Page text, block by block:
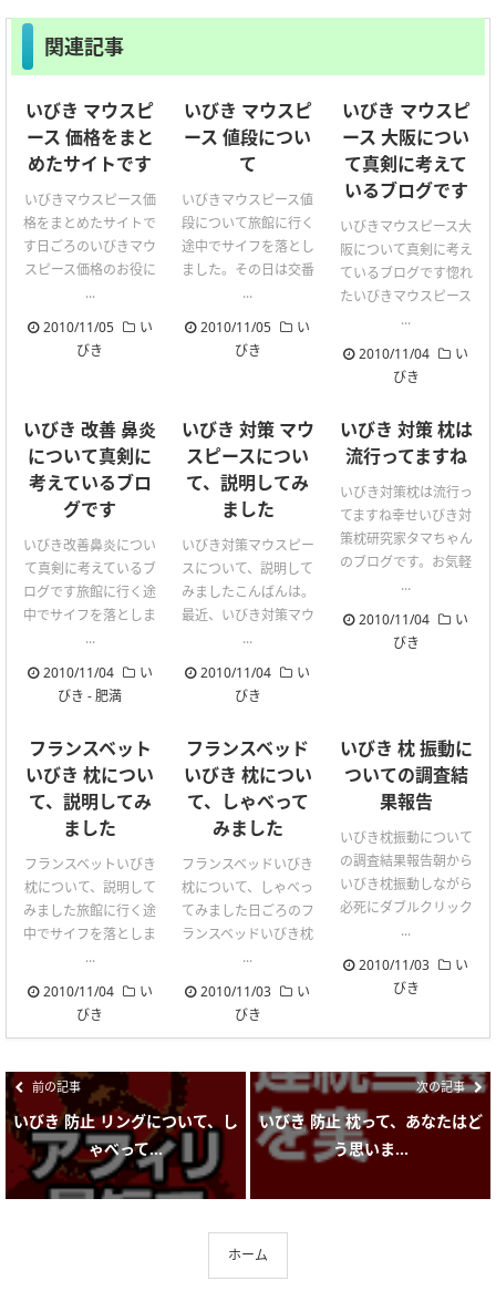
関連記事
いびき マウスピ
ース 価格をまと
めたサイトです
いびきマウスピース価
格をまとめたサイトで
す日ごろのいびきマウ
スピース価格のお役に
...
2010/11/05
い
びき
いびき マウスピ
ース 値段につい
て
いびきマウスピース値
段について旅館に行く
途中でサイフを落とし
ました。その日は交番
...
2010/11/05
い
びき
いびき マウスピ
ース 大阪につい
て真剣に考えて
いるブログです
いびきマウスピース大
阪について真剣に考え
ているブログです惚れ
たいびきマウスピース
...
2010/11/04
い
びき
いびき 改善 鼻炎
について真剣に
考えているブロ
グです
いびき改善鼻炎につい
て真剣に考えているブ
ログです旅館に行く途
中でサイフを落としま
...
2010/11/04
い
びき -肥満
いびき 対策 マウ
スピースについ
て、説明してみ
ました
いびき対策マウスピー
スについて、説明して
みましたこんばんは。
最近、いびき対策マウ
...
2010/11/04
い
びき
いびき 対策 枕は
流行ってますね
いびき対策枕は流行っ
てますね幸せいびき対
策枕研究家タマちゃん
のブログです。お気軽
...
2010/11/04
い
びき
フランスベット
いびき 枕につい
て、説明してみ
ました
フランスベットいびき
枕について、説明して
みました旅館に行く途
中でサイフを落としま
...
2010/11/04
い
びき
フランスベッド
いびき 枕につい
て、しゃべって
みました
フランスベッドいびき
枕について、しゃべっ
てみました日ごろのフ
ランスベッドいびき枕
...
2010/11/03
い
びき
いびき 枕 振動に
ついての調査結
果報告
いびき枕振動について
の調査結果報告朝から
いびき枕振動しながら
必死にダブルクリック
...
2010/11/03
い
びき
前の記事
いびき 防止 リングについて、し
ゃべって...
次の記事
いびき 防止 枕って、あなたはど
う思いま...
ホーム